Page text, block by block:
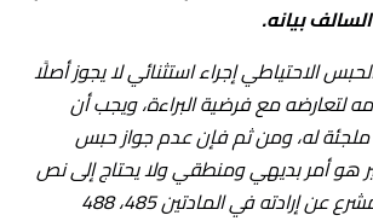
بيانه.
الاحتياطي إجراء استثنائي لا يجوز أصلًا
لتعارضه مع فرضية البراءة، ويجب أن
له، ومن ثم فإن عدم جواز حبس
هو أمر بديهي ومنطقي ولا يحتاج إلى نص
خاص بعد أن عبر المشرع عن إرادته في المادتين 485، 488